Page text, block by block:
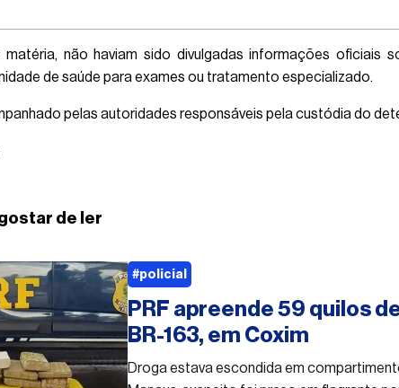
não haviam sido divulgadas informações oficiais
de saúde para exames ou tratamento especializado.
pelas autoridades responsáveis pela custódia do
de ler
PRF apreende 59 quilos
BR-163, em Coxim
Droga estava escondida em
#policial